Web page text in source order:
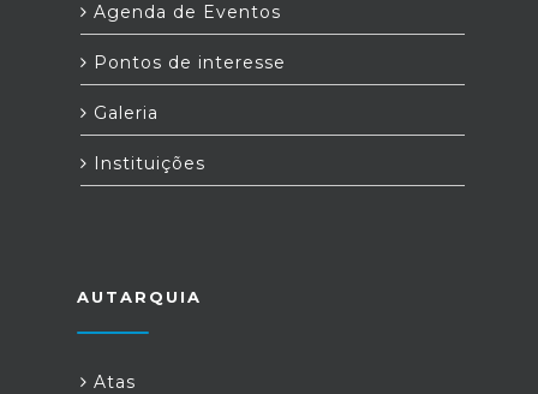
Agenda de Eventos
Pontos de interesse
Galeria
Instituições
AUTARQUIA
Atas